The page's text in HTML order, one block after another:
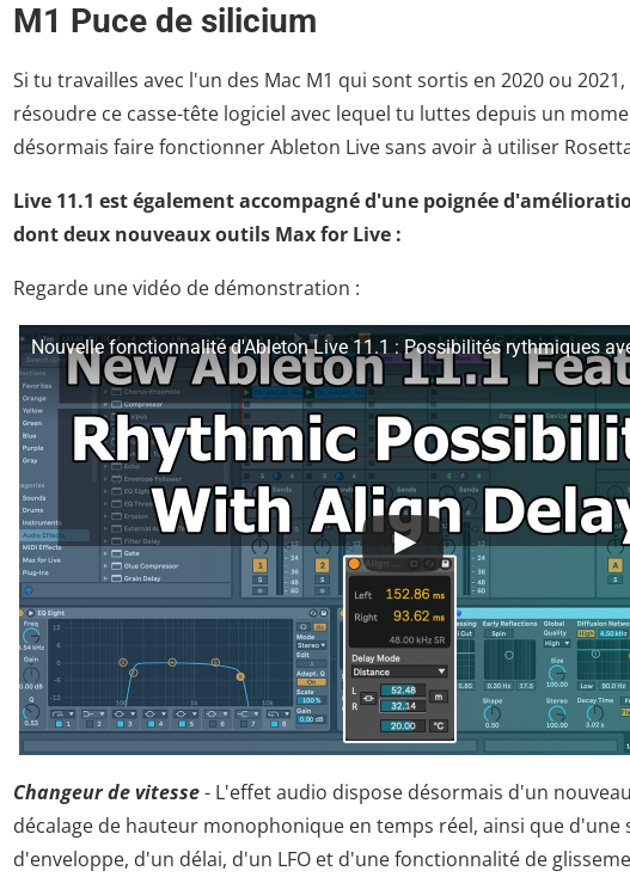
M1 Puce de silicium
Si tu travailles avec l'un des Mac M1 qui sont sortis en 2020 ou
résoudre ce casse-tête logiciel avec lequel tu luttes depuis un
désormais faire fonctionner Ableton Live sans avoir à utiliser
Live 11.1 est également accompagné d'une poignée
dont deux nouveaux outils Max for Live :
Regarde une vidéo de démonstration :
Nouvelle fonctionnalité d'Ableton Live 11.1 : Possibilités rythmiques
Changeur de vitesse- L'effet audio dispose désormais d'un
décalage de hauteur monophonique en temps réel, ainsi que d'une
d'enveloppe, d'un délai, d'un LFO et d'une fonctionnalité de